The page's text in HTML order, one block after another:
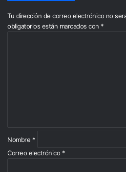
Tu dirección de correo electrónico no
obligatorios están marcados con *
*
Nombre *
Correo electrónico *